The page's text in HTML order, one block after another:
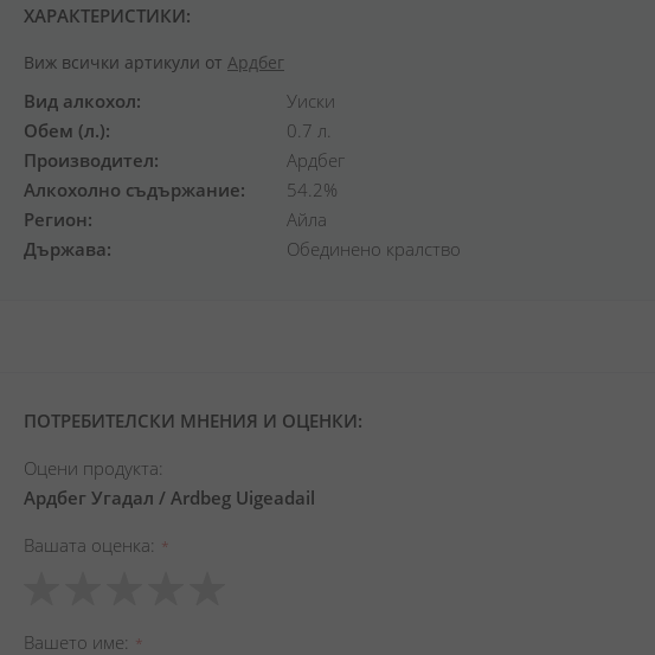
ХАРАКТЕРИСТИКИ:
Виж всички артикули от Ардбег
Вид алкохол
Уиски
Обем (л.)
0.7 л.
Производител
Ардбег
Алкохолно съдържание
54.2%
Регион
Айла
Държава
Обединено кралство
ПОТРЕБИТЕЛСКИ МНЕНИЯ И ОЦЕНКИ:
Оцени продукта:
Ардбег Угадал / Ardbeg Uigeadail
Вашата оценка
star
stars
stars
stars
stars
Вашето име